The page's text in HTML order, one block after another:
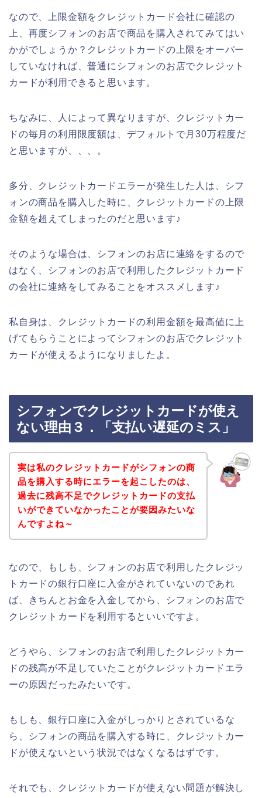
なので、上限金額をクレジットカード会社に確認の
上、再度シフォンのお店で商品を購入されてみてはい
かがでしょうか？クレジットカードの上限をオーバー
していなければ、普通にシフォンのお店でクレジット
カードが利用できると思います。
ちなみに、人によって異なりますが、クレジットカー
ドの毎月の利用限度額は、デフォルトで月30万程度だ
と思いますが、、、。
多分、クレジットカードエラーが発生した人は、シフ
ォンの商品を購入した時に、クレジットカードの上限
金額を超えてしまったのだと思います♪
そのような場合は、シフォンのお店に連絡をするので
はなく、シフォンのお店で利用したクレジットカード
の会社に連絡をしてみることをオススメします♪
私自身は、クレジットカードの利用金額を最高値に上
げてもらうことによってシフォンのお店でクレジット
カードが使えるようになりましたよ。
シフォンでクレジットカードが使え
ない理由３．「支払い遅延のミス」
実は私のクレジットカードがシフォンの商
品を購入する時にエラーを起こしたのは、
過去に残高不足でクレジットカードの支払
いができていなかったことが要因みたいな
んですよね～
なので、もしも、シフォンのお店で利用したクレジッ
トカードの銀行口座に入金がされていないのであれ
ば、きちんとお金を入金してから、シフォンのお店で
クレジットカードを利用するといいですよ。
どうやら、シフォンのお店で利用したクレジットカー
ドの残高が不足していたことがクレジットカードエラ
ーの原因だったみたいです。
もしも、銀行口座に入金がしっかりとされているな
ら、シフォンの商品を購入する時に、クレジットカー
ドが使えないという状況ではなくなるはずです。
それでも、クレジットカードが使えない問題が解決し